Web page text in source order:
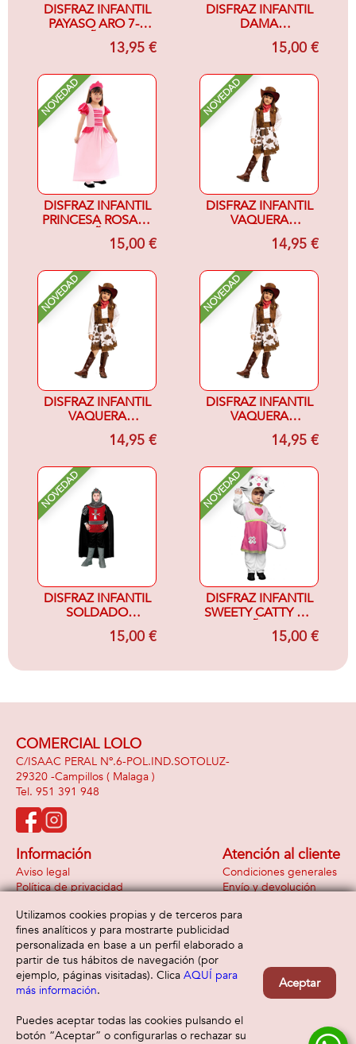
DISFRAZ INFANTIL
PAYASO ARO 7-9
AÑOS13,95 €
DISFRAZ INFANTIL
DAMA
RENACENTISTA 7-
9AÑOS, RASO
15,00 €
NOVEDAD
DISFRAZ INFANTIL
PRINCESA ROSA 7-
9 AÑOS15,00 €
NOVEDAD
DISFRAZ INFANTIL
VAQUERA
MARRON Y
BLANCO 10-12
14,95 €
NOVEDAD
DISFRAZ INFANTIL
VAQUERA
MARRON Y
BLANCO 3-414,95 €
NOVEDAD
DISFRAZ INFANTIL
VAQUERA
MARRON Y
BLANCO 5-614,95 €
NOVEDAD
DISFRAZ INFANTIL
SOLDADO
MEDIEVAL 7-9
AÑOS15,00 €
NOVEDAD
DISFRAZ INFANTIL
SWEETY CATTY 1-2
AÑOS15,00 €
COMERCIAL LOLO
C/ISAAC PERAL Nº.6-POL.IND.SOTOLUZ-
29320 -Campillos ( Malaga )
951 391 948
Información
Aviso legal
Política de privacidad
Atención al cliente
Condiciones generales
Envío y devolución
Formas de pago
Utilizamos cookies propias y de terceros para
fines analíticos y para mostrarte publicidad
personalizada en base a un perfil elaborado a
partir de tus hábitos de navegación (por
ejemplo, páginas visitadas). Clica AQUÍ para
más información.
Puedes aceptar todas las cookies pulsando el
botón “Aceptar” o configurarlas o rechazar su
Aceptar